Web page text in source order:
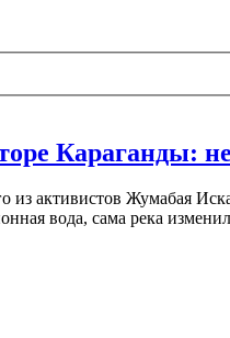
Караганды:
активистов Жумабая
вода, сама река